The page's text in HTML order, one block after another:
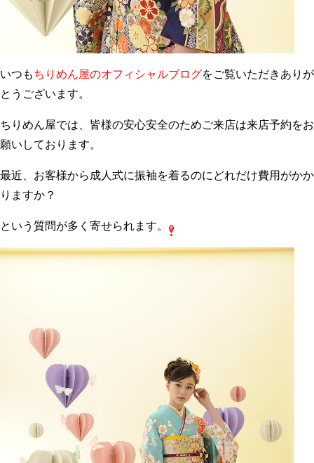
いつもちりめん屋のオフィシャルブログをご覧いただきありが
とうございます。
ちりめん屋では、皆様の安心安全のためご来店は来店予約をお
願いしております。
最近、お客様から成人式に振袖を着るのにどれだけ費用がかか
りますか？
という質問が多く寄せられます。